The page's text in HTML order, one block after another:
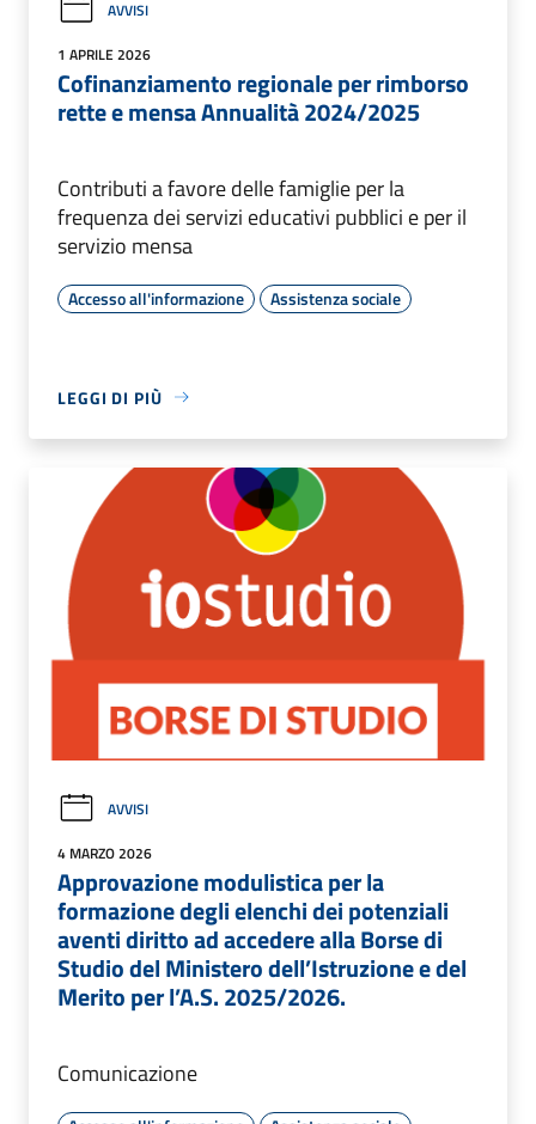
AVVISI
1 APRILE 2026
Cofinanziamento regionale per rimborso
rette e mensa Annualità 2024/2025
Contributi a favore delle famiglie per la
frequenza dei servizi educativi pubblici e per il
servizio mensa
Accesso all'informazione Assistenza sociale
LEGGI DI PIÙ
AVVISI
4 MARZO 2026
Approvazione modulistica per la
formazione degli elenchi dei potenziali
aventi diritto ad accedere alla Borse di
Studio del Ministero dell’Istruzione e del
Merito per l’A.S. 2025/2026.
Comunicazione